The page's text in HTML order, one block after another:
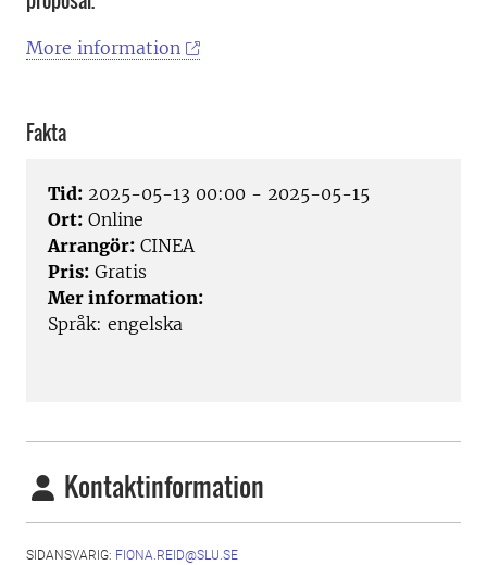
More information
Fakta
Tid: 2025-05-13 00:00 - 2025-05-15
Ort: Online
Arrangör: CINEA
Pris: Gratis
Mer information:
Språk: engelska
Kontaktinformation
SIDANSVARIG: FIONA.REID@SLU.SE